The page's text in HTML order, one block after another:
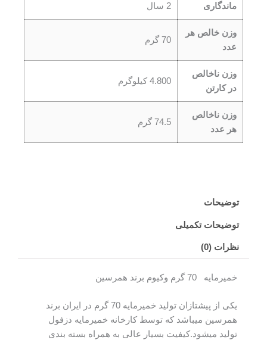
ماندگاری 2 سال
وزن خالص هر
عدد
70 گرم
وزن ناخالص
در کارتن
4.800 کیلوگرم
وزن ناخالص
هر عدد
74.5 گرم
توضیحات
توضیحات تکمیلی
نظرات (0)
خمیرمایه 70 گرم وکیوم برند همرسین
یکی از پیشتازان تولید خمیرمایه 70 گرم در ایران برند
همرسین میباشد که توسط کارخانه خمیرمایه دزفول
تولید میشود.کیفیت بسیار عالی به همراه بسته بندی